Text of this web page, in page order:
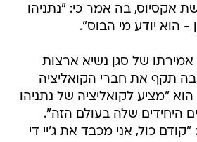
אקסיוס, בה אמר כי: "נתניהו
- הוא יודע מי הבוס".
אמירתו של סגן נשיא ארצות
בה תקף את חברי הקואליציה
"מציע לקואליציה של נתניהו
היחידים שלה בעולם הזה".
"קודם כול, אני מכבד את ג'יי די